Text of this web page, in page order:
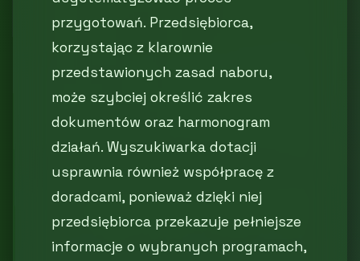
przygotowań. Przedsiębiorca,
korzystając z klarownie
przedstawionych zasad naboru,
może szybciej określić zakres
dokumentów oraz harmonogram
działań. Wyszukiwarka dotacji
usprawnia również współpracę z
doradcami, ponieważ dzięki niej
przedsiębiorca przekazuje pełniejsze
informacje o wybranych programach,